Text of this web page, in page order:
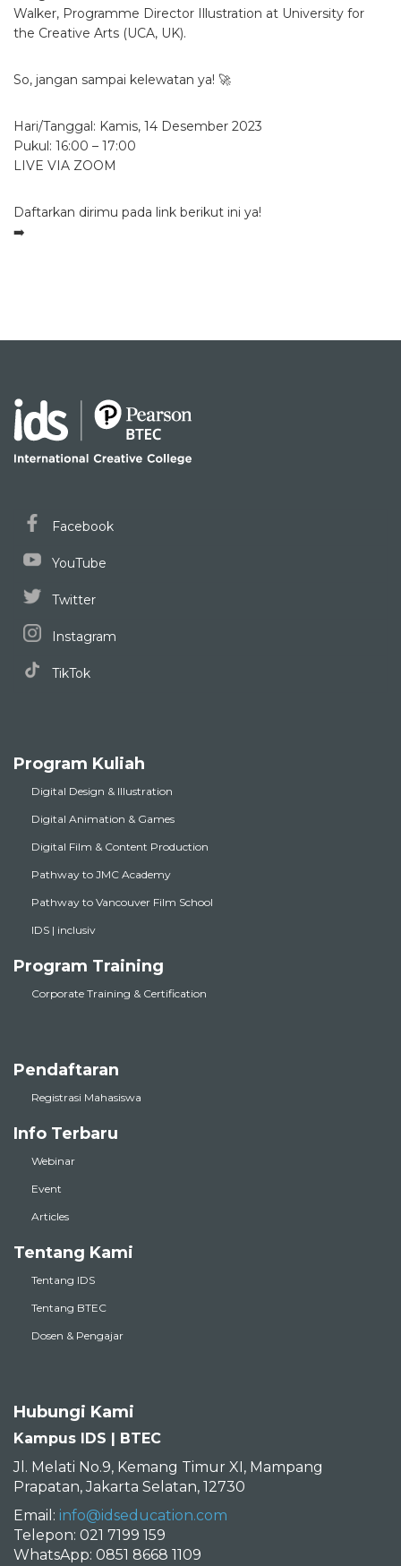
Walker, Programme Director Illustration at University for
the Creative Arts (UCA, UK).
So, jangan sampai kelewatan ya! 🚀
Hari/Tanggal: Kamis, 14 Desember 2023
Pukul: 16:00 – 17:00
LIVE VIA ZOOM
Daftarkan dirimu pada link berikut ini ya!
➡️
Facebook
YouTube
Twitter
Instagram
TikTok
Program Kuliah
Digital Design & Illustration
Digital Animation & Games
Digital Film & Content Production
Pathway to JMC Academy
Pathway to Vancouver Film School
IDS | inclusiv
Program Training
Corporate Training & Certification
Pendaftaran
Registrasi Mahasiswa
Info Terbaru
Webinar
Event
Articles
Tentang Kami
Tentang IDS
Tentang BTEC
Dosen & Pengajar
Hubungi Kami
Kampus IDS | BTEC
Jl. Melati No.9, Kemang Timur XI, Mampang
Prapatan, Jakarta Selatan, 12730
Email: info@idseducation.com
Telepon: 021 7199 159
WhatsApp: 0851 8668 1109